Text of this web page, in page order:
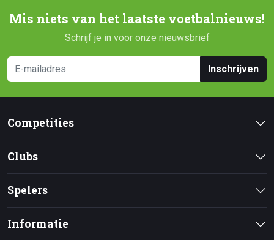
Mis niets van het laatste voetbalnieuws!
Schrijf je in voor onze nieuwsbrief
Inschrijven
Competities
Clubs
Spelers
Informatie